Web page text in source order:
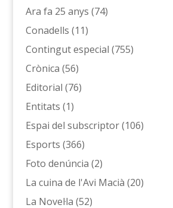
Ara fa 25 anys (74)
Conadells (11)
Contingut especial (755)
Crònica (56)
Editorial (76)
Entitats (1)
Espai del subscriptor(106)
Esports (366)
Foto denúncia (2)
La cuina de l'Avi Macià (20)
La Novel·la (52)